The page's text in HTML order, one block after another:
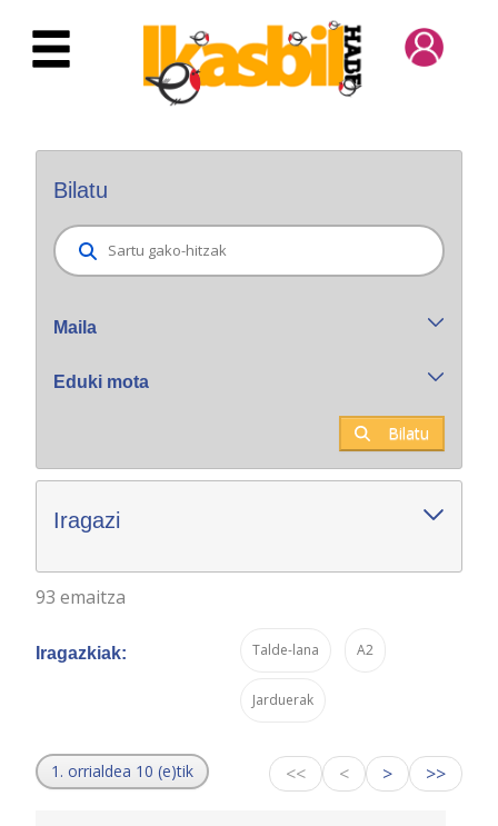
Eduki nagusira joan
Bilatu
Maila
Eduki mota
Bilatu
Iragazi
93 emaitza
Iragazkiak: Talde-lana A2
Jarduerak
1. orrialdea 10 (e)tik << < > >>